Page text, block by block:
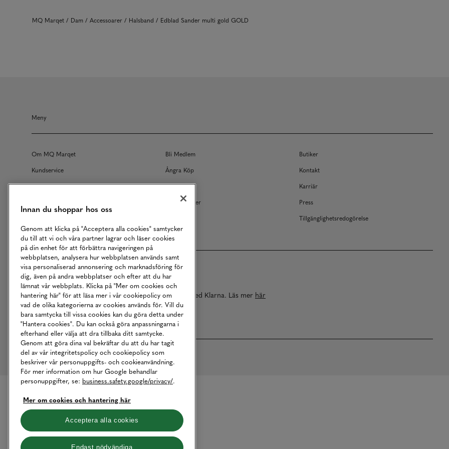
MQ Marqet Dam Accessoarer Halsband Edblad Sander multi gold GOLD
Meny
Om MQ Marqet Bli Medlem
Butiker
Kundservice
Ångra Köp
Kontakt
Returer
Köpvillkor
Karriär
Våra Tjänster
Press
Tillgänglighetsredogörelse
Betalningar online sköts i samarbete med Klarna. Läs mer här
Innan du shoppar hos oss
Genom att klicka på "Acceptera alla cookies" samtycker
du till att vi och våra partner lagrar och läser cookies
på din enhet för att förbättra navigeringen på
webbplatsen, analysera hur webbplatsen används samt
visa personaliserad annonsering och marknadsföring för
dig, även på andra webbplatser och efter att du har
lämnat vår webbplats. Klicka på "Mer om cookies och
hantering här" för att läsa mer i vår cookiepolicy om
vad de olika kategorierna av cookies används för. Vill du
bara samtycka till vissa cookies kan du göra detta under
"Hantera cookies". Du kan också göra anpassningarna i
efterhand eller välja att dra tillbaka ditt samtycke.
Genom att göra dina val bekräftar du att du har tagit
del av vår integritetspolicy och cookiepolicy som
beskriver vår personuppgifts- och cookieanvändning.
För mer information om hur Google behandlar
personuppgifter, se: business.safety.google/privacy/.
Mer om cookies och hantering här
Acceptera alla cookies
Endast nödvändiga